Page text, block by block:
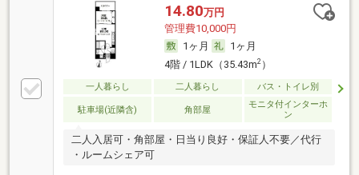
14.80万円
管理費10,000円
1ヶ月
1ヶ月
4階 / 1LDK（35.43m2）
一人暮らし 二人暮らし バス・トイレ別
駐車場(近隣含) 角部屋
モニタ付インターホ
ン
二人入居可・角部屋・日当り良好・保証人不要／代行
・ルームシェア可